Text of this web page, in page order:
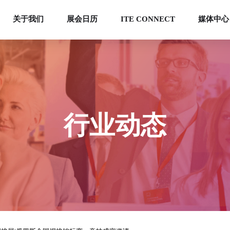
关于我们 展会日历 ITE CONNECT 媒体中心
行业动态